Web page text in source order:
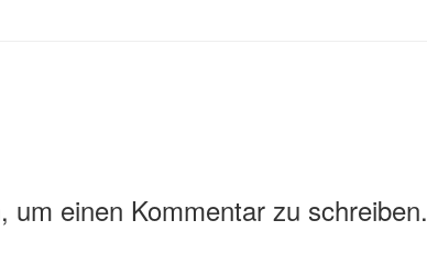
um einen Kommentar zu schreiben.